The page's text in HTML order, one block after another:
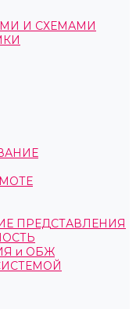
И СХЕМАМИ
ПРЕДСТАВЛЕНИЯ
и ОБЖ